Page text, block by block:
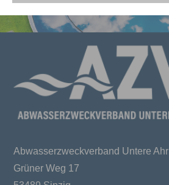
Abwasserzweckverband Untere Ahr
Grüner Weg 17